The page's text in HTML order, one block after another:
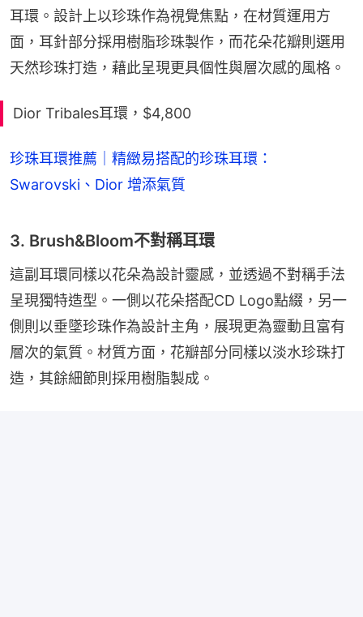
耳環。設計上以珍珠作為視覺焦點，在材質運用方
面，耳針部分採用樹脂珍珠製作，而花朵花瓣則選用
天然珍珠打造，藉此呈現更具個性與層次感的風格。
Dior Tribales耳環，$4,800
珍珠耳環推薦｜精緻易搭配的珍珠耳環：
Swarovski、Dior 增添氣質
3. Brush&Bloom不對稱耳環
這副耳環同樣以花朵為設計靈感，並透過不對稱手法
呈現獨特造型。一側以花朵搭配CD Logo點綴，另一
側則以垂墜珍珠作為設計主角，展現更為靈動且富有
層次的氣質。材質方面，花瓣部分同樣以淡水珍珠打
造，其餘細節則採用樹脂製成。